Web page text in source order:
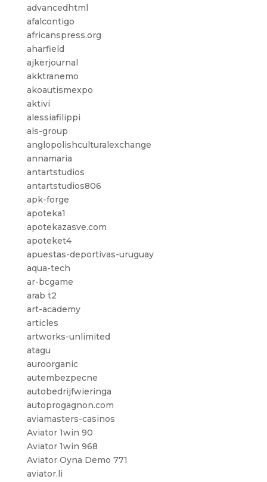
advancedhtml
afalcontigo
africanspress.org
aharfield
ajkerjournal
akktranemo
akoautismexpo
aktivi
alessiafilippi
als-group
anglopolishculturalexchange
annamaria
antartstudios
antartstudios806
apk-forge
apoteka1
apotekazasve.com
apoteket4
apuestas-deportivas-uruguay
aqua-tech
ar-bcgame
arab t2
art-academy
articles
artworks-unlimited
atagu
auroorganic
autembezpecne
autobedrijfwieringa
autoprogagnon.com
aviamasters-casinos
Aviator 1win 90
Aviator 1win 968
Aviator Oyna Demo 771
aviator.li